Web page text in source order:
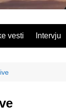
vesti Intervju